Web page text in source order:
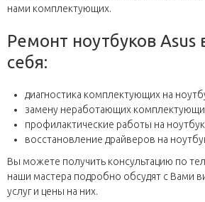
нами комплектующих.
Ремонт ноутбуков Asus
себя:
диагностика комплектующих на
замену неработающих
профилактические работы на
восстановление драйверов на
Вы можете получить консультацию по
наши мастера подробно обсудят с Вами
услуг и цены на них.